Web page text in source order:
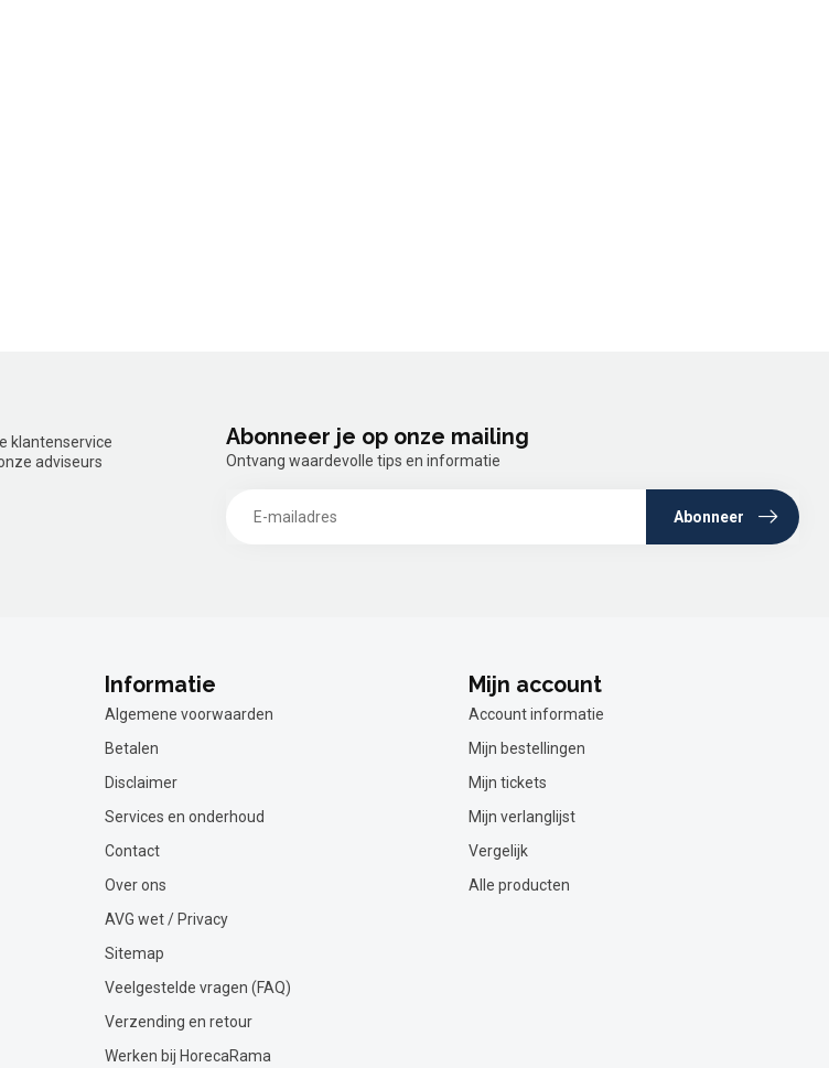
klantenservice
adviseurs
Abonneer je op onze mailing
Ontvang waardevolle tips en informatie
Abonneer
Informatie
Algemene voorwaarden
Betalen
Disclaimer
Services en onderhoud
Contact
Over ons
AVG wet / Privacy
Sitemap
Veelgestelde vragen (FAQ)
Verzending en retour
Werken bij HorecaRama
Mijn account
Account informatie
Mijn bestellingen
Mijn tickets
Mijn verlanglijst
Vergelijk
Alle producten